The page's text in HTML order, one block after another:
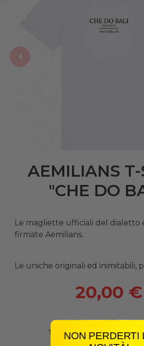
AEMILIANS T-
"CHE DO
Le magliette ufficiali del dialetto
firmate Aemilians.
Le uniche originali ed inimitabili,
20,00 €
TagliaNON PERDERTI